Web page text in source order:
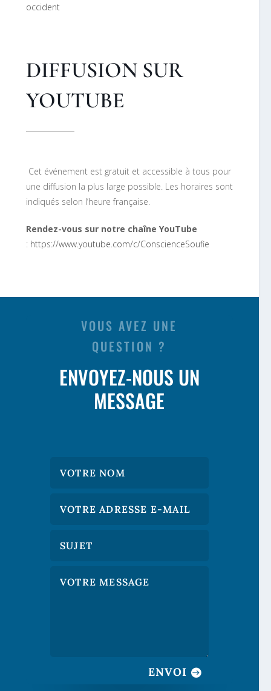
occident
DIFFUSION SUR
YOUTUBE
Cet événement est gratuit et accessible à tous pour
une diffusion la plus large possible. Les horaires sont
indiqués selon l’heure française.
Rendez-vous sur notre chaîne YouTube
: https://www.youtube.com/c/ConscienceSoufie
VOUS AVEZ UNE
QUESTION ?
ENVOYEZ-NOUS UN
MESSAGE
ENVOI